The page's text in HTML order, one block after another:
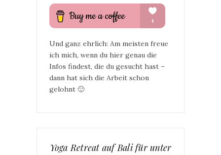
Und ganz ehrlich: Am meisten freue
ich mich, wenn du hier genau die
Infos findest, die du gesucht hast –
dann hat sich die Arbeit schon
gelohnt 🙂
Yoga Retreat auf Bali für unter